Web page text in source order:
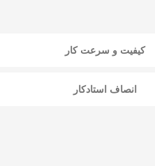
کیفیت و سرعت کار
انصاف استادکار